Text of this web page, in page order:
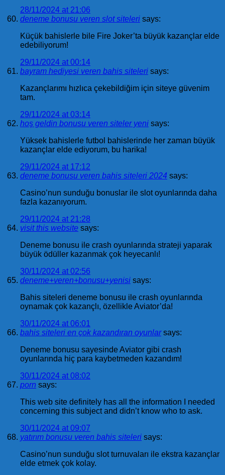
28/11/2024 at 21:06
deneme bonusu veren slot siteleri says:
Küçük bahislerle bile Fire Joker’ta büyük kazançlar elde
edebiliyorum!
29/11/2024 at 00:14
bayram hediyesi veren bahis siteleri says:
Kazançlarımı hızlıca çekebildiğim için siteye güvenim
tam.
29/11/2024 at 03:14
hoş geldin bonusu veren siteler yeni says:
Yüksek bahislerle futbol bahislerinde her zaman büyük
kazançlar elde ediyorum, bu harika!
29/11/2024 at 17:12
deneme bonusu veren bahis siteleri 2024 says:
Casino’nun sunduğu bonuslar ile slot oyunlarında daha
fazla kazanıyorum.
29/11/2024 at 21:28
visit this website says:
Deneme bonusu ile crash oyunlarında strateji yaparak
büyük ödüller kazanmak çok heyecanlı!
30/11/2024 at 02:56
deneme+veren+bonusu+yenisi says:
Bahis siteleri deneme bonusu ile crash oyunlarında
oynamak çok kazançlı, özellikle Aviator’da!
30/11/2024 at 06:01
bahis siteleri en çok kazandıran oyunlar says:
Deneme bonusu sayesinde Aviator gibi crash
oyunlarında hiç para kaybetmeden kazandım!
30/11/2024 at 08:02
porn says:
This web site definitely has all the information I needed
concerning this subject and didn’t know who to ask.
30/11/2024 at 09:07
yatırım bonusu veren bahis siteleri says:
Casino’nun sunduğu slot turnuvaları ile ekstra kazançlar
elde etmek çok kolay.